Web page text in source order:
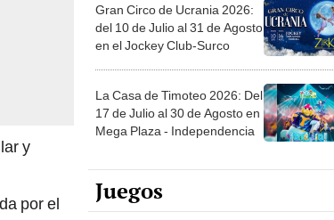
días
del 10 de Julio al 31 de Agosto
en el Jockey Club-Surco
17 de Julio al 30 de Agosto en
Mega Plaza - Independencia
Juegos